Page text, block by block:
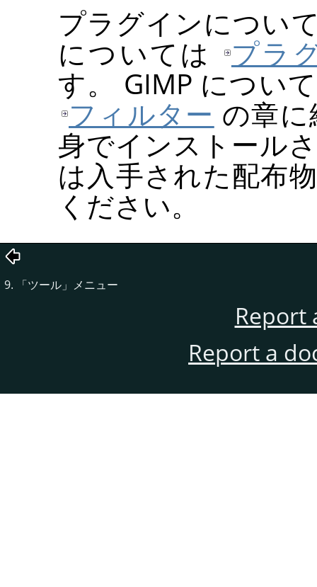
プラグインについ
については
プラ
す。 GIMP につい
フィルター の章
身でインストール
は入手された配布
ください。
9. 「ツール 」 メニュー
Report
Report a